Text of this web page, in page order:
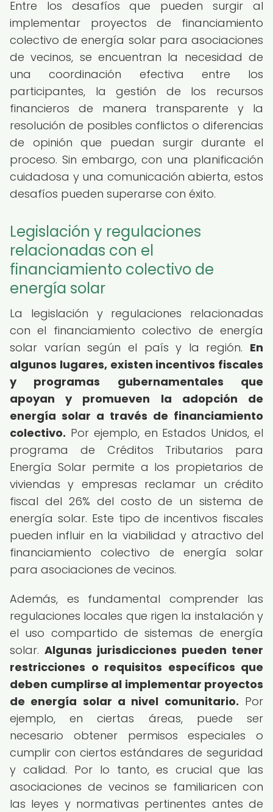
Entre los desafíos que pueden surgir al
implementar proyectos de financiamiento
colectivo de energía solar para asociaciones
de vecinos, se encuentran la necesidad de
una coordinación efectiva entre los
participantes, la gestión de los recursos
financieros de manera transparente y la
resolución de posibles conflictos o diferencias
de opinión que puedan surgir durante el
proceso. Sin embargo, con una planificación
cuidadosa y una comunicación abierta, estos
desafíos pueden superarse con éxito.
Legislación y regulaciones
relacionadas con el
financiamiento colectivo de
energía solar
La legislación y regulaciones relacionadas
con el financiamiento colectivo de energía
solar varían según el país y la región. En
algunos lugares, existen incentivos fiscales
y programas gubernamentales que
apoyan y promueven la adopción de
energía solar a través de financiamiento
colectivo. Por ejemplo, en Estados Unidos, el
programa de Créditos Tributarios para
Energía Solar permite a los propietarios de
viviendas y empresas reclamar un crédito
fiscal del 26% del costo de un sistema de
energía solar. Este tipo de incentivos fiscales
pueden influir en la viabilidad y atractivo del
financiamiento colectivo de energía solar
para asociaciones de vecinos.
Además, es fundamental comprender las
regulaciones locales que rigen la instalación y
el uso compartido de sistemas de energía
solar. Algunas jurisdicciones pueden tener
restricciones o requisitos específicos que
deben cumplirse al implementar proyectos
de energía solar a nivel comunitario. Por
ejemplo, en ciertas áreas, puede ser
necesario obtener permisos especiales o
cumplir con ciertos estándares de seguridad
y calidad. Por lo tanto, es crucial que las
asociaciones de vecinos se familiaricen con
las leyes y normativas pertinentes antes de